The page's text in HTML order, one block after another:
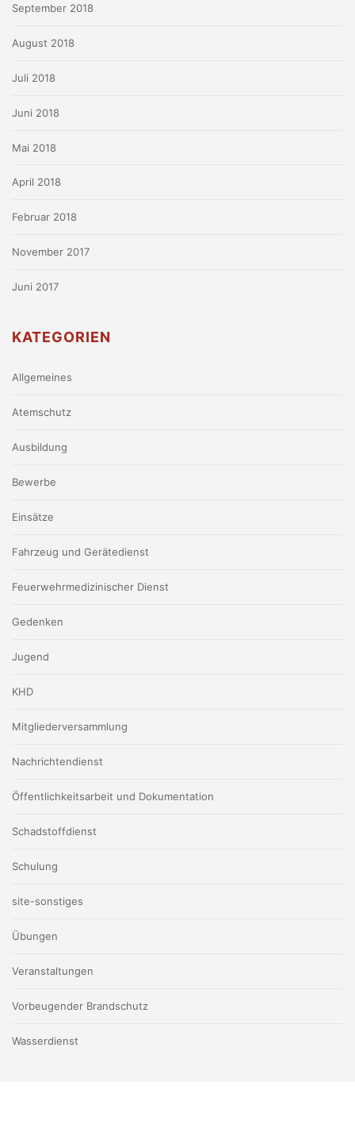
September 2018
August 2018
Juli 2018
Juni 2018
Mai 2018
April 2018
Februar 2018
November 2017
Juni 2017
KATEGORIEN
Allgemeines
Atemschutz
Ausbildung
Bewerbe
Einsätze
Fahrzeug und Gerätedienst
Feuerwehrmedizinischer Dienst
Gedenken
Jugend
KHD
Mitgliederversammlung
Nachrichtendienst
Öffentlichkeitsarbeit und Dokumentation
Schadstoffdienst
Schulung
site-sonstiges
Übungen
Veranstaltungen
Vorbeugender Brandschutz
Wasserdienst